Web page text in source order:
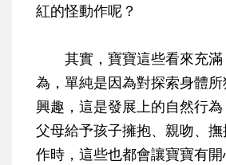
紅的怪動作呢？
其實，寶寶這些看來充滿
為，單純是因為對探索身體
興趣，這是發展上的自然行
父母給予孩子擁抱、親吻、
作時，這些也都會讓寶寶有